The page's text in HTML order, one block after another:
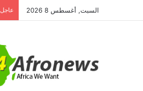
السبت, أغسطس 8 2026 عاجل